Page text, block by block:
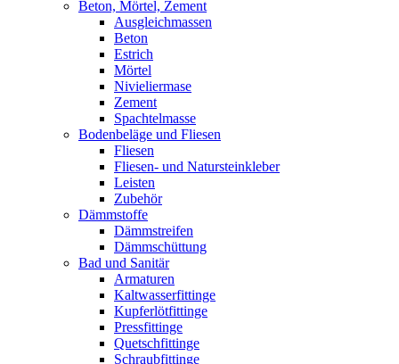
Beton, Mörtel, Zement
Ausgleichmassen
Beton
Estrich
Mörtel
Nivieliermase
Zement
Spachtelmasse
Bodenbeläge und Fliesen
Fliesen
Fliesen- und Natursteinkleber
Leisten
Zubehör
Dämmstoffe
Dämmstreifen
Dämmschüttung
Bad und Sanitär
Armaturen
Kaltwasserfittinge
Kupferlötfittinge
Pressfittinge
Quetschfittinge
Schraubfittinge